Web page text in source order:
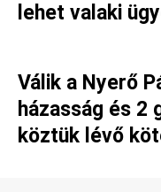
lehet valaki
Válik a Nyerő
házasság és 2
köztük lévő